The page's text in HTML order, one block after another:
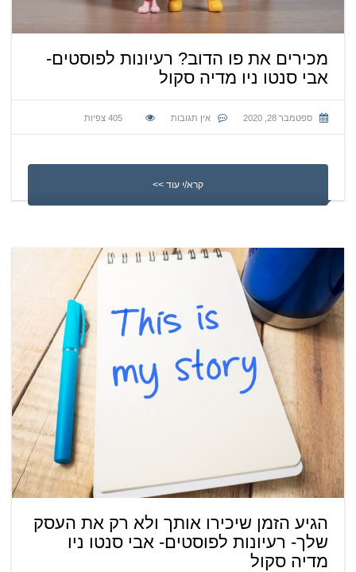
מכירים את פו הדוב? רעיונות לפוסטים-
אבי סנטו ניו מדיה סקול
ספטמבר 28, 2020 אין תגובות 405 צפיות
קרא/י עוד >>
הגיע הזמן שיכירו אותך ולא רק את העסק
שלך- רעיונות לפוסטים- אבי סנטו ניו
מדיה סקול